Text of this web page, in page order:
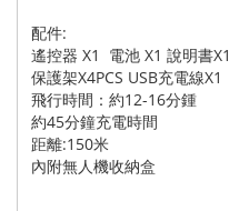
配件:
遙控器 X1 電池 X1 說明書X1
保護架X4PCS USB充電線X1
飛行時間：約12-16分鍾
約45分鐘充電時間
距離:150米
內附無人機收納盒